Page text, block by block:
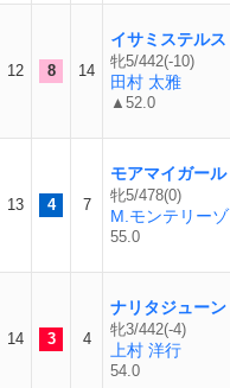
12 8 14
イサミステルス
牝5/442(-10)
田村 太雅
▲52.0
13 4 7
モアマイガール
牝5/478(0)
M.モンテリーゾ
55.0
14 3 4
ナリタジューン
牝3/442(-4)
上村 洋行
54.0